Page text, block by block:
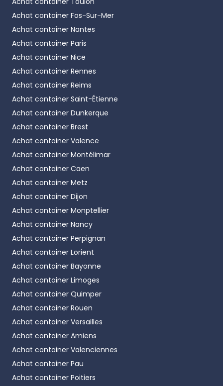
Achat container Fos-Sur-Mer
Achat container Nantes
Achat container Paris
Achat container Nice
Achat container Rennes
Achat container Reims
Achat container Saint-Étienne
Achat container Dunkerque
Achat container Brest
Achat container Valence
Achat container Montélimar
Achat container Caen
Achat container Metz
Achat container Dijon
Achat container Monptellier
Achat container Nancy
Achat container Perpignan
Achat container Lorient
Achat container Bayonne
Achat container Limoges
Achat container Quimper
Achat container Rouen
Achat container Versailles
Achat container Amiens
Achat container Valenciennes
Achat container Pau
Achat container Poitiers